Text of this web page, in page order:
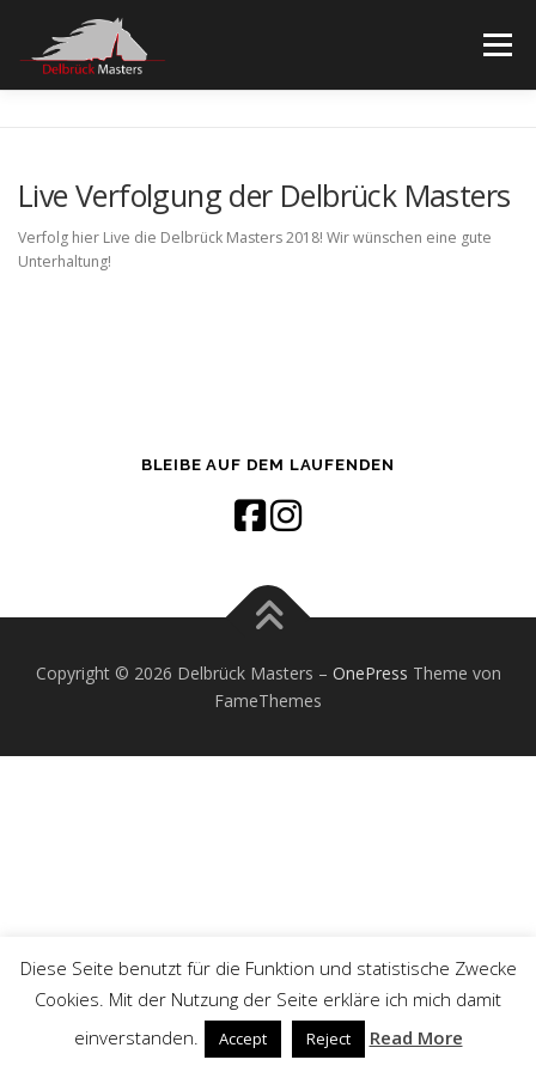
springen
Menü
Live Verfolgung der Delbrück Masters
Verfolg hier Live die Delbrück Masters 2018! Wir wünschen eine gute
Unterhaltung!
BLEIBE AUF DEM LAUFENDEN
Copyright © 2026 Delbrück Masters – OnePress Theme von
FameThemes
Diese Seite benutzt für die Funktion und statistische Zwecke
Cookies. Mit der Nutzung der Seite erkläre ich mich damit
einverstanden.
Accept Reject Read More